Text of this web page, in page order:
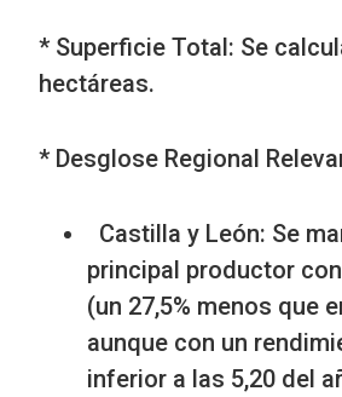
* Superficie Total: Se
hectáreas.
* Desglose Regional
Castilla y León: Se
principal productor
(un 27,5% menos que
aunque con un
inferior a las 5,20 del